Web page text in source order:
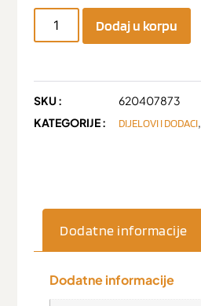
Dodaj u korpu
SKU :
620407873
KATEGORIJE :
DIJELOVI I DODACI,
Dodatne informacije
Dodatne informacije